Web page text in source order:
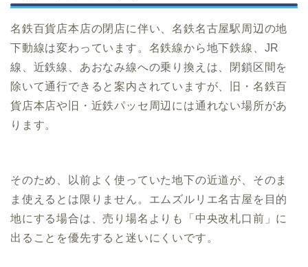
名鉄百貨店本店の閉店に伴い、名鉄名古屋駅周辺の地
下動線は変わっています。名鉄線から地下鉄線、JR
線、近鉄線、あおなみ線への乗り換えは、閉鎖区間を
除いて通行できると案内されていますが、旧・名鉄百
貨店本店や旧・近鉄パッセ周辺には通れない場所があ
ります。
そのため、以前よく使っていた地下の近道が、そのま
ま使えるとは限りません。エムズルリエ名古屋を目的
地にする場合は、売り場名よりも「中央改札口前」に
出ることを優先すると迷いにくいです。